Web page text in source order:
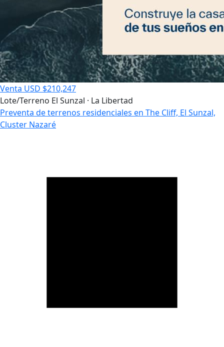
Venta USD $210,247
Lote/Terreno El Sunzal · La Libertad
Preventa de terrenos residenciales en The Cliff, El Sunzal,
Cluster Nazaré